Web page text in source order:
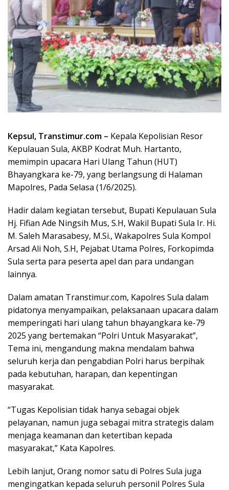
Kepsul, Transtimur.com – Kepala Kepolisian Resor
Kepulauan Sula, AKBP Kodrat Muh. Hartanto,
memimpin upacara Hari Ulang Tahun (HUT)
Bhayangkara ke-79, yang berlangsung di Halaman
Mapolres, Pada Selasa (1/6/2025).
Hadir dalam kegiatan tersebut, Bupati Kepulauan Sula
Hj. Fifian Ade Ningsih Mus, S.H, Wakil Bupati Sula Ir. Hi.
M. Saleh Marasabesy, M.Si., Wakapolres Sula Kompol
Arsad Ali Noh, S.H, Pejabat Utama Polres, Forkopimda
Sula serta para peserta apel dan para undangan
lainnya.
Dalam amatan Transtimur.com, Kapolres Sula dalam
pidatonya menyampaikan, pelaksanaan upacara dalam
memperingati hari ulang tahun bhayangkara ke-79
2025 yang bertemakan “Polri Untuk Masyarakat”,
Tema ini, mengandung makna mendalam bahwa
seluruh kerja dan pengabdian Polri harus berpihak
pada kebutuhan, harapan, dan kepentingan
masyarakat.
“Tugas Kepolisian tidak hanya sebagai objek
pelayanan, namun juga sebagai mitra strategis dalam
menjaga keamanan dan ketertiban kepada
masyarakat,” Kata Kapolres.
Lebih lanjut, Orang nomor satu di Polres Sula juga
mengingatkan kepada seluruh personil Polres Sula